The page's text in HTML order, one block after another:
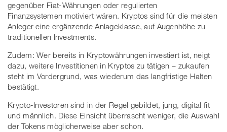
gegenüber Fiat-Währungen oder regulierten
Finanzsystemen motiviert wären. Kryptos sind für die meisten
Anleger eine ergänzende Anlageklasse, auf Augenhöhe zu
traditionellen Investments.
Zudem: Wer bereits in Kryptowährungen investiert ist, neigt
dazu, weitere Investitionen in Kryptos zu tätigen – zukaufen
steht im Vordergrund, was wiederum das langfristige Halten
bestätigt.
Krypto-Investoren sind in der Regel gebildet, jung, digital fit
und männlich. Diese Einsicht überrascht weniger, die Auswahl
der Tokens möglicherweise aber schon.